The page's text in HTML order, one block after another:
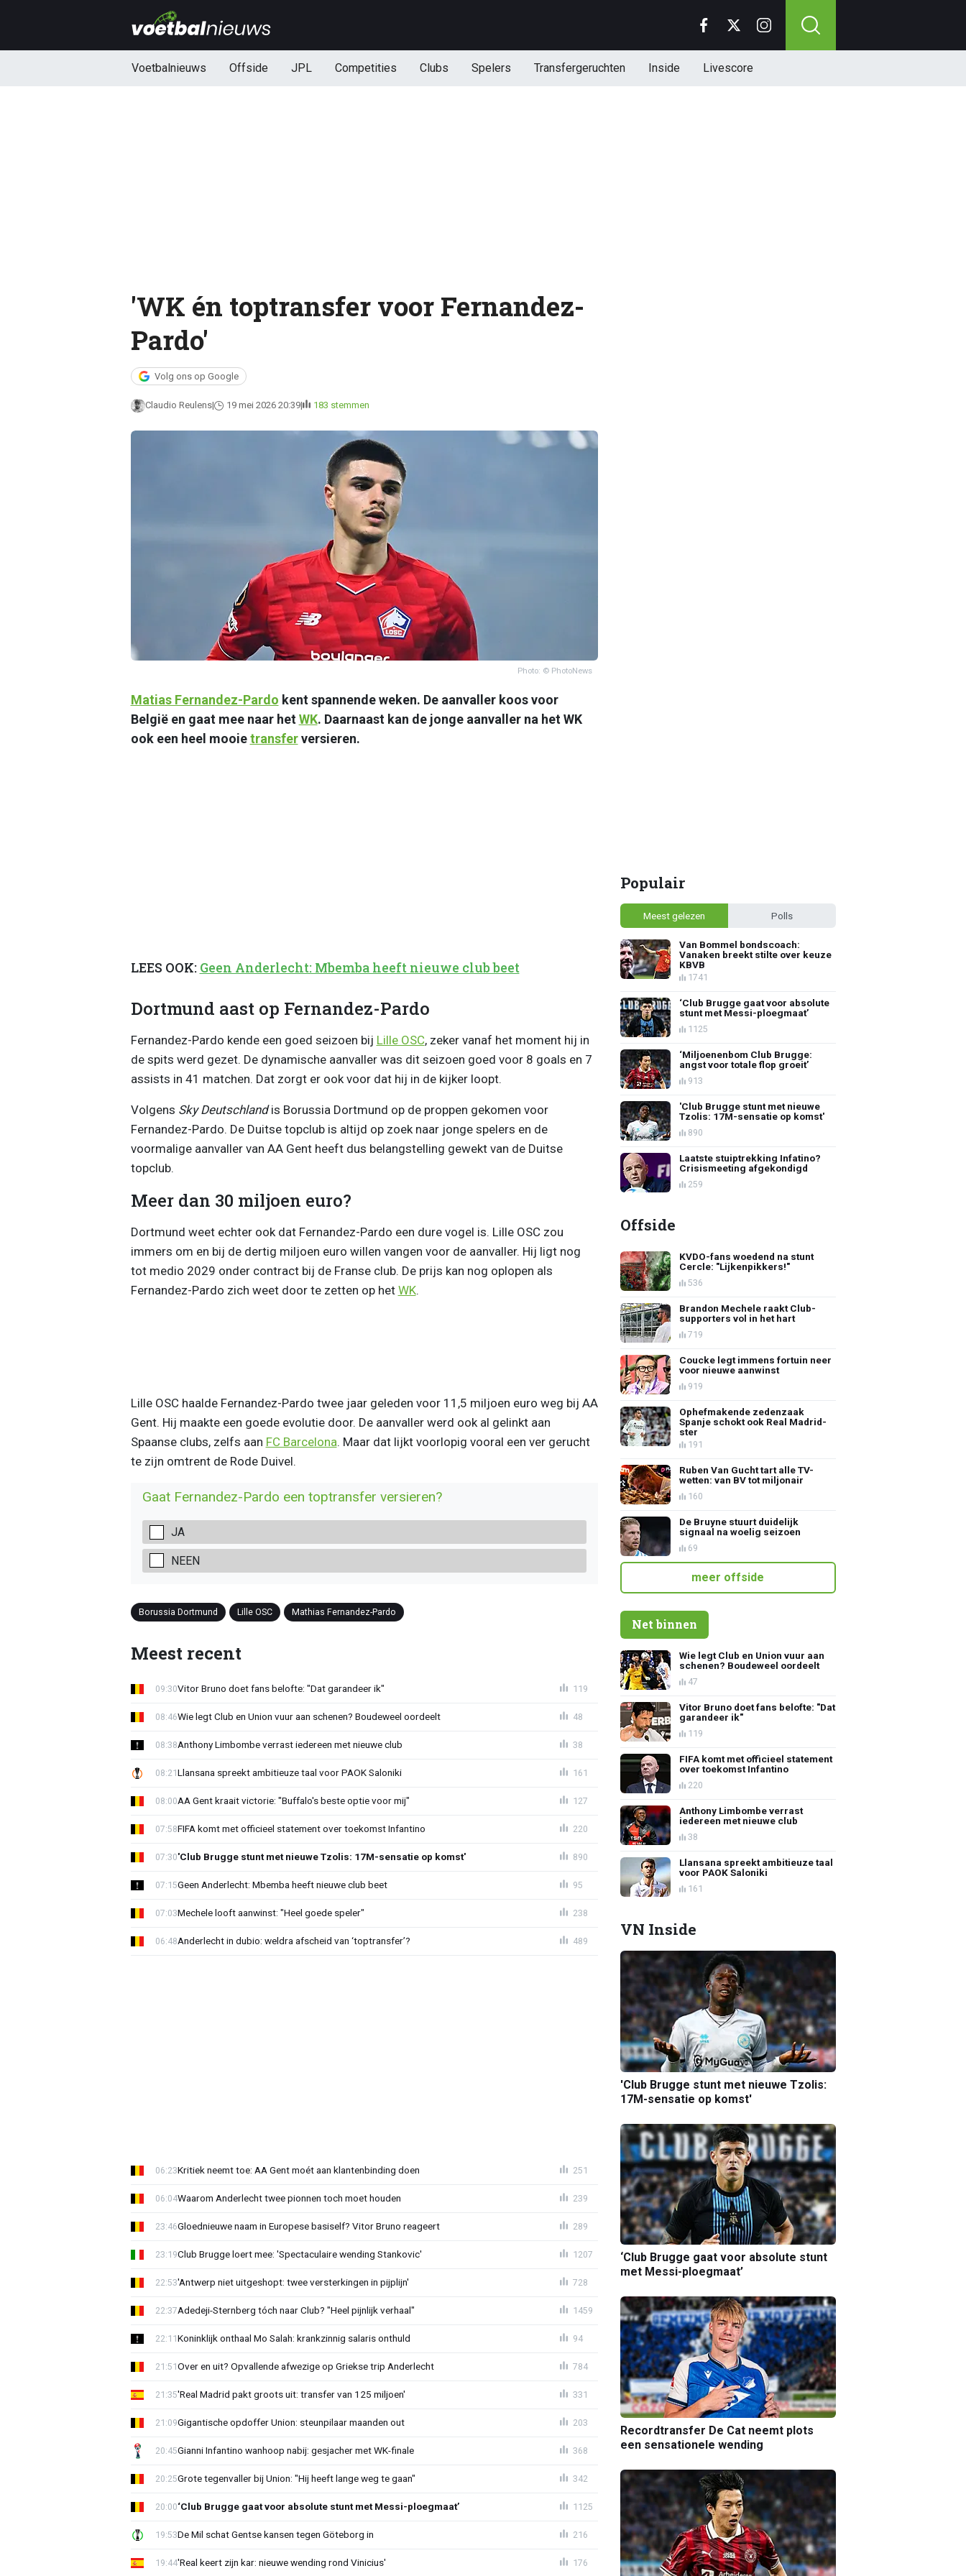
Voetbalnieuws Offside JPL Competities Clubs Spelers Transfergeruchten Inside Livescore
'WK én toptransfer voor Fernandez-
Pardo'
Volg ons op Google
Claudio Reulens 19 mei 2026 20:39 183 stemmen
Photo: © PhotoNews
Matias Fernandez-Pardo kent spannende weken. De aanvaller koos voor
België en gaat mee naar hetWK. Daarnaast kan de jonge aanvaller na het WK
ook een heel mooietransferversieren.
LEES OOK: Geen Anderlecht: Mbemba heeft nieuwe club beet
Dortmund aast op Fernandez-Pardo
Fernandez-Pardo kende een goed seizoen bij Lille OSC, zeker vanaf het moment hij in
de spits werd gezet. De dynamische aanvaller was dit seizoen goed voor 8 goals en 7
assists in 41 matchen. Dat zorgt er ook voor dat hij in de kijker loopt.
Volgens Sky Deutschlandis Borussia Dortmund op de proppen gekomen voor
Fernandez-Pardo. De Duitse topclub is altijd op zoek naar jonge spelers en de
voormalige aanvaller van AA Gent heeft dus belangstelling gewekt van de Duitse
topclub.
Meer dan 30 miljoen euro?
Dortmund weet echter ook dat Fernandez-Pardo een dure vogel is. Lille OSC zou
immers om en bij de dertig miljoen euro willen vangen voor de aanvaller. Hij ligt nog
tot medio 2029 onder contract bij de Franse club. De prijs kan nog oplopen als
Fernandez-Pardo zich weet door te zetten op het WK.
Lille OSC haalde Fernandez-Pardo twee jaar geleden voor 11,5 miljoen euro weg bij AA
Gent. Hij maakte een goede evolutie door. De aanvaller werd ook al gelinkt aan
Spaanse clubs, zelfs aan FC Barcelona. Maar dat lijkt voorlopig vooral een ver gerucht
te zijn omtrent de Rode Duivel.
Gaat Fernandez-Pardo een toptransfer versieren?
JA
NEEN
Borussia Dortmund Lille OSC Mathias Fernandez-Pardo
Meest recent
Vitor Bruno doet fans belofte: "Dat garandeer ik"
09:30 119
Wie legt Club en Union vuur aan schenen? Boudeweel oordeelt
08:46 48
Anthony Limbombe verrast iedereen met nieuwe club
08:38 38
Llansana spreekt ambitieuze taal voor PAOK Saloniki
08:21 161
AA Gent kraait victorie: "Buffalo's beste optie voor mij"
08:00 127
FIFA komt met officieel statement over toekomst Infantino
07:58 220
'Club Brugge stunt met nieuwe Tzolis: 17M-sensatie op komst'
07:30 890
Geen Anderlecht: Mbemba heeft nieuwe club beet
07:15 95
Mechele looft aanwinst: "Heel goede speler"
07:03 238
Anderlecht in dubio: weldra afscheid van ‘toptransfer’?
06:48 489
Kritiek neemt toe: AA Gent moét aan klantenbinding doen
06:23 251
Waarom Anderlecht twee pionnen toch moet houden
06:04 239
Gloednieuwe naam in Europese basiself? Vitor Bruno reageert
23:46 289
Club Brugge loert mee: 'Spectaculaire wending Stankovic'
23:19 1207
'Antwerp niet uitgeshopt: twee versterkingen in pijplijn'
22:53 728
Adedeji-Sternberg tóch naar Club? "Heel pijnlijk verhaal"
22:37 1459
Koninklijk onthaal Mo Salah: krankzinnig salaris onthuld
22:11 94
Over en uit? Opvallende afwezige op Griekse trip Anderlecht
21:51 784
'Real Madrid pakt groots uit: transfer van 125 miljoen'
21:35 331
Gigantische opdoffer Union: steunpilaar maanden out
21:09 203
Gianni Infantino wanhoop nabij: gesjacher met WK-finale
20:45 368
Grote tegenvaller bij Union: "Hij heeft lange weg te gaan"
20:25 342
‘Club Brugge gaat voor absolute stunt met Messi-ploegmaat’
20:00 1125
De Mil schat Gentse kansen tegen Göteborg in
19:53 216
'Real keert zijn kar: nieuwe wending rond Vinicius'
19:44 176
Populair
Meest gelezen Polls
Van Bommel bondscoach:
Vanaken breekt stilte over keuze
KBVB
1741
‘Club Brugge gaat voor absolute
stunt met Messi-ploegmaat’
1125
‘Miljoenenbom Club Brugge:
angst voor totale flop groeit’
913
'Club Brugge stunt met nieuwe
Tzolis: 17M-sensatie op komst'
890
Laatste stuiptrekking Infatino?
Crisismeeting afgekondigd
259
Offside
KVDO-fans woedend na stunt
Cercle: "Lijkenpikkers!"
536
Brandon Mechele raakt Club-
supporters vol in het hart
719
Coucke legt immens fortuin neer
voor nieuwe aanwinst
919
Ophefmakende zedenzaak
Spanje schokt ook Real Madrid-
ster
191
Ruben Van Gucht tart alle TV-
wetten: van BV tot miljonair
160
De Bruyne stuurt duidelijk
signaal na woelig seizoen
69
meer offside
Net binnen
Wie legt Club en Union vuur aan
schenen? Boudeweel oordeelt
47
Vitor Bruno doet fans belofte: "Dat
garandeer ik"
119
FIFA komt met officieel statement
over toekomst Infantino
220
Anthony Limbombe verrast
iedereen met nieuwe club
38
Llansana spreekt ambitieuze taal
voor PAOK Saloniki
161
VN Inside
'Club Brugge stunt met nieuwe Tzolis:
17M-sensatie op komst'
‘Club Brugge gaat voor absolute stunt
met Messi-ploegmaat’
Recordtransfer De Cat neemt plots
een sensationele wending